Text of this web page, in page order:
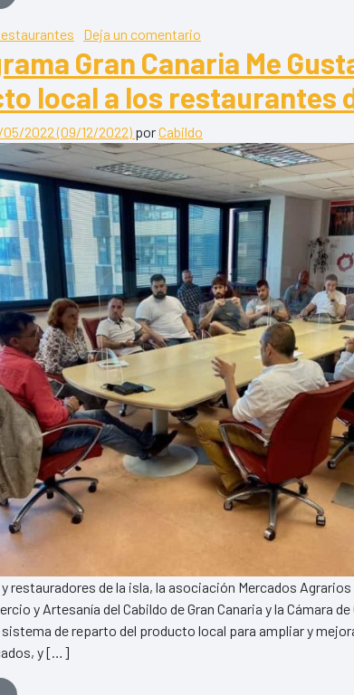
Deja un comentario
Gran Canaria Me
local a los restaurantes
05/2022(09/12/2022) porCabildo
restauradores de la isla, la asociación Mercados Agrarios
y Artesanía del Cabildo de Gran Canaria y la Cámara
de reparto del producto local para ampliar y
y […]